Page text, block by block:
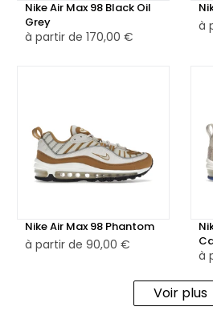
et en mesh garantit un soutien et
exceptionnels.
👕 Parfaites pour les citadins et
qui célèbrent l'esprit de New York,
pour afficher un style streetwear
pour explorer la ville ou pour faire
mode, ces sneakers sont le choix
Nike Air Max 98 Black Oil
Grey
à partir de 170,00 €
à
Nike Air Max 98 Phantom
à partir de 90,00 €
à
Voir plus